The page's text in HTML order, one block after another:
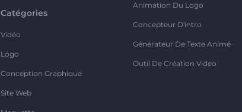
Catégories
Vidéo
Logo
Conception Graphique
Site Web
Animation Du Logo
Concepteur D'intro
Générateur De Texte Animé
Outil De Création Vidéo